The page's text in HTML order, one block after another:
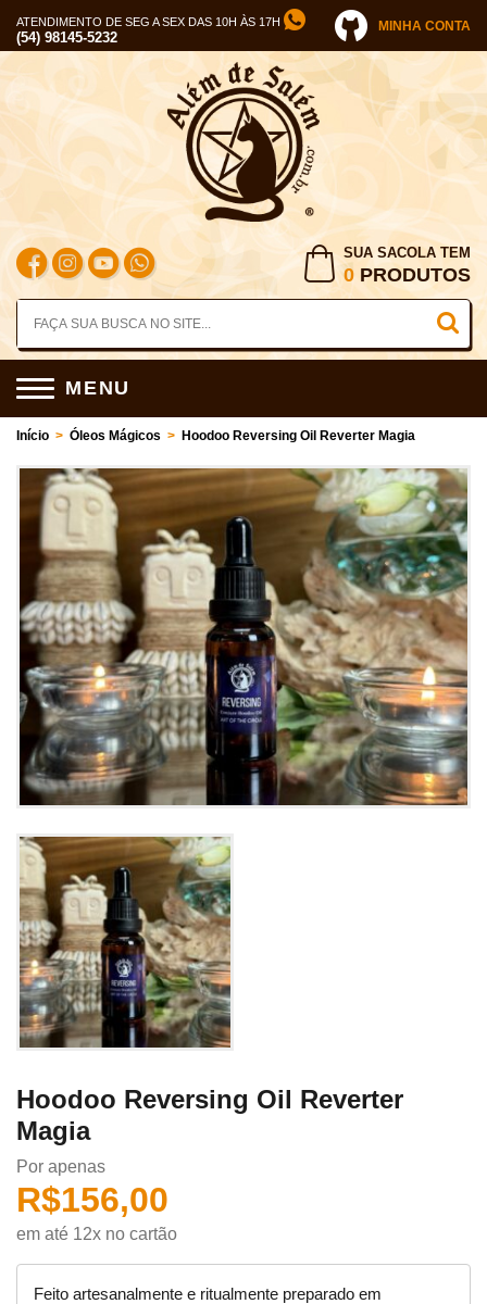
ATENDIMENTO DE SEG A SEX DAS 10H ÀS 17H
(54) 98145-5232
MINHA CONTA
SUA SACOLA TEM
0 PRODUTOS
MENU
Início > Óleos Mágicos > Hoodoo Reversing Oil Reverter Magia
Hoodoo Reversing Oil Reverter
Magia
Por apenas
R$156,00
em até 12x no cartão
Feito artesanalmente e ritualmente preparado em